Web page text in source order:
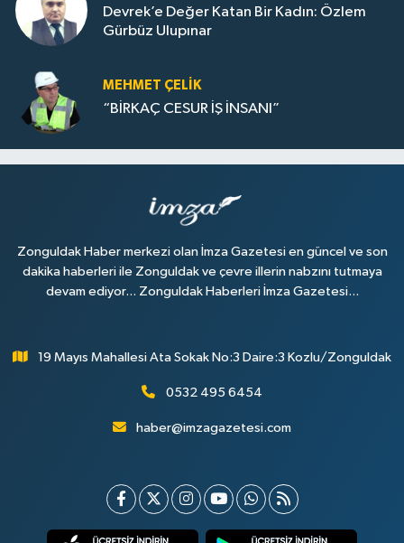
Devrek’e Değer Katan Bir Kadın: Özlem
Gürbüz Ulupınar
MEHMET ÇELIK
“BİRKAÇ CESUR İŞ İNSANI”
Zonguldak Haber merkezi olan İmza Gazetesi en güncel ve son
dakika haberleri ile Zonguldak ve çevre illerin nabzını tutmaya
devam ediyor... Zonguldak Haberleri İmza Gazetesi...
19 Mayıs Mahallesi Ata Sokak No:3 Daire:3 Kozlu/Zonguldak
0532 495 6454
haber@imzagazetesi.com